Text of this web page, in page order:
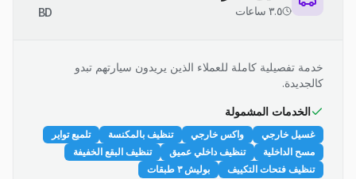
٣.٥ ساعات BD
خدمة تفصيلية كاملة للعملاء الذين يريدون سيارتهم تبدو
كالجديدة.
الخدمات المشمولة
غسيل خارجي واكس خارجي تنظيف بالمكنسة
تلميع تواير
مسح الداخلية
تنظيف داخلي عميق
تنظيف البقع الخفيفة
تنظيف فتحات التكييف
بوليش ٣ طبقات